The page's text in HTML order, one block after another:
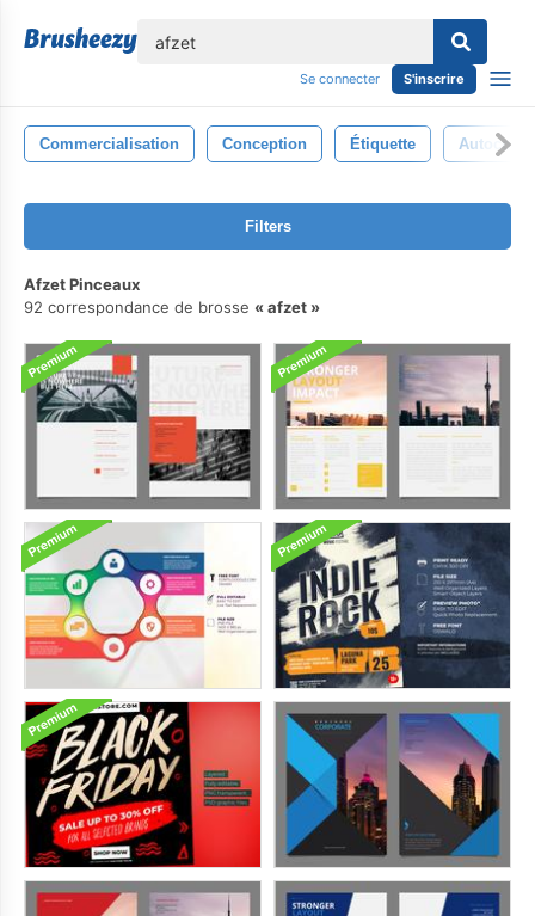
Se connecter S'inscrire
Commercialisation Conception Étiquette
Filters
Afzet Pinceaux
92 correspondance de brosse
afzet